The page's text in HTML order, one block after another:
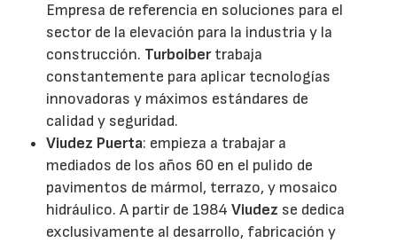
Empresa de referencia en soluciones para el
sector de la elevación para la industria y la
construcción. Turboibertrabaja
constantemente para aplicar tecnologías
innovadoras y máximos estándares de
calidad y seguridad.
Viudez Puerta: empieza a trabajar a
mediados de los años 60 en el pulido de
pavimentos de mármol, terrazo, y mosaico
hidráulico. A partir de 1984Viudez se dedica
exclusivamente al desarrollo, fabricación y